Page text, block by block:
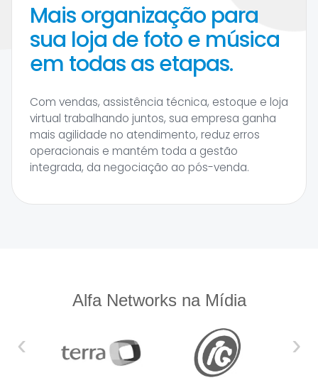
Mais organização para
sua loja de foto e música
em todas as etapas.
Com vendas, assistência técnica, estoque e loja
virtual trabalhando juntos, sua empresa ganha
mais agilidade no atendimento, reduz erros
operacionais e mantém toda a gestão
integrada, da negociação ao pós-venda.
Alfa Networks na Mídia
‹ ›